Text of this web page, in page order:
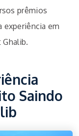
prêmios
experiência em
Saindo